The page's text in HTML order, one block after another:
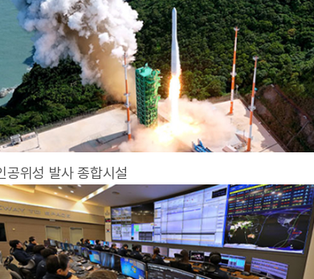
공위성 발사 종합시설